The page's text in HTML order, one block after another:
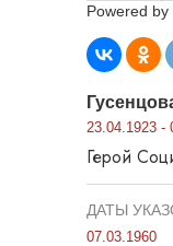
Powered by
23.04.1923 -
Герой
ДАТЫ
07.03.1960